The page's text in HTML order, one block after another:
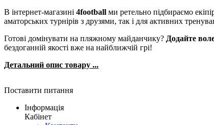
В інтернет-магазині 4football ми ретельно підбираємо
аматорських турнірів з друзями, так і для активних
Готові домінувати на пляжному майданчику? Додайте
бездоганній якості вже на найближчій грі!
Детальний опис товару ...
Поставити питання
Інформація
Кабінет